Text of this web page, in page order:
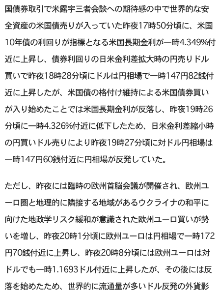
国債券取引で米露宇三者会談への期待感の中で世界的な安
全資産の米国債売りが入っていた昨夜17時50分頃に、米国
10年債の利回りが指標となる米国長期金利が一時4.349%付
近に上昇し、債券利回りの日米金利差拡大時の円売りドル
買いで昨夜18時28分頃にドルは円相場で一時147円82銭付
近に上昇したが、米国債の格付け維持による米国債券買い
が入り始めたことでは米国長期金利が反落し、昨夜19時26
分頃に一時4.326%付近に低下したため、日米金利差縮小時
の円買いドル売りにより昨夜19時27分頃に対ドル円相場は
一時147円60銭付近に円相場が反発していた。
ただし、昨夜には臨時の欧州首脳会議が開催され、欧州ユ
ーロ圏と地理的に隣接する地域があるウクライナの和平に
向けた地政学リスク緩和が意識された欧州ユーロ買いが勢
いを増し、昨夜20時1分頃に欧州ユーロは円相場で一時172
円70銭付近に上昇し、昨夜20時8分頃には欧州ユーロは対
ドルでも一時1.1693ドル付近に上昇したが、その後には反
落を始めたため、世界的に流通量が多いドル反発の外貨影